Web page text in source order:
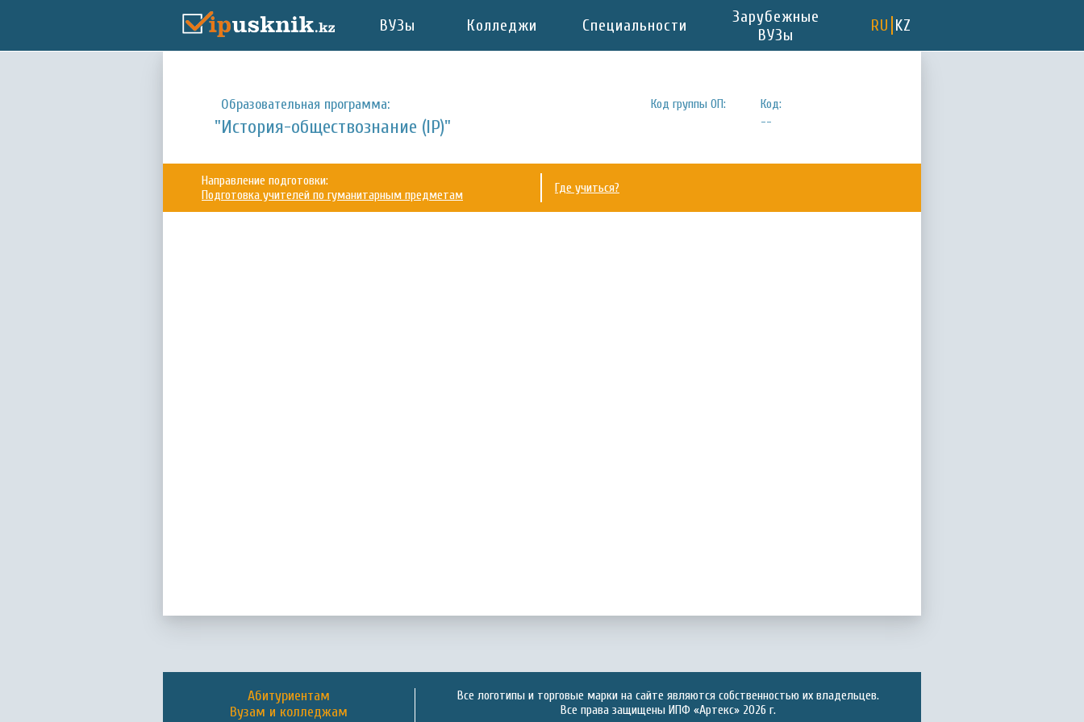
ВУЗы Колледжи Специальности
Зарубежные
ВУЗы
RU KZ
Образовательная программа:
"История-обществознание (IP)"
Код группы ОП:
Код:
--
Направление подготовки:
Подготовка учителей по гуманитарным предметам
Где учиться?
Абитуриентам
Вузам и колледжам
Все логотипы и торговые марки на сайте являются собственностью их владельцев.
Все права защищены ИПФ «Артекс» 2026 г.